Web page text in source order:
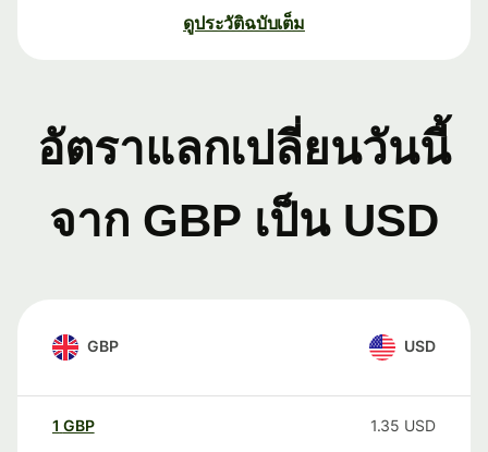
ดูประวัติฉบับเต็ม
อัตราแลกเปลี่ยนวันนี้
จาก GBP เป็น USD
GBP USD
1 GBP 1.35 USD